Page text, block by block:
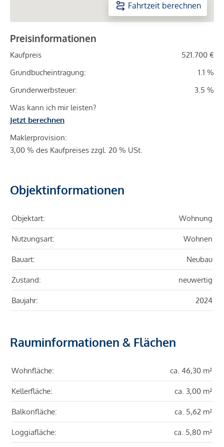
Fahrtzeit berechnen
Preisinformationen
Kaufpreis
521.700 €
Grundbucheintragung:
1.1 %
Grunderwerbsteuer:
3.5 %
Was kann ich mir leisten?
Jetzt berechnen
Maklerprovision:
3,00 % des Kaufpreises zzgl. 20 % USt.
Objektinformationen
Objektart: Wohnung
Nutzungsart: Wohnen
Bauart: Neubau
Zustand: neuwertig
Baujahr: 2024
Rauminformationen & Flächen
Wohnfläche: ca. 46,30 m²
Kellerfläche: ca. 3,00 m²
Balkonfläche: ca. 5,62 m²
Loggiafläche: ca. 5,80 m²